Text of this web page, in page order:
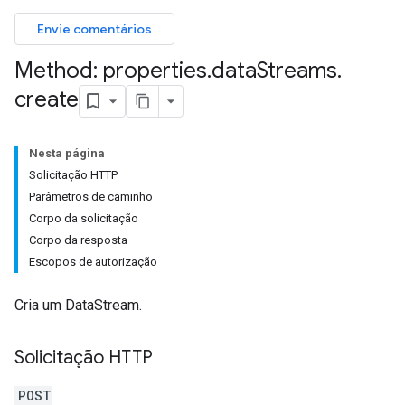
Envie comentários
Method: properties.dataStreams.
create
Nesta página
Solicitação HTTP
Parâmetros de caminho
Corpo da solicitação
Corpo da resposta
Escopos de autorização
Cria um DataStream.
Solicitação HTTP
POST